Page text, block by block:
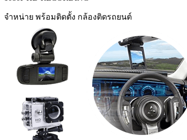
จำหน่าย พร้อมติดตั้ง กล้องติดรถยนต์